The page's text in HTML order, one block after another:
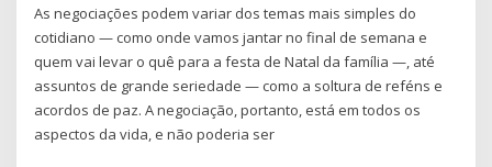
As negociações podem variar dos temas mais simples do
cotidiano — como onde vamos jantar no final de semana e
quem vai levar o quê para a festa de Natal da família —, até
assuntos de grande seriedade — como a soltura de reféns e
acordos de paz. A negociação, portanto, está em todos os
aspectos da vida, e não poderia ser